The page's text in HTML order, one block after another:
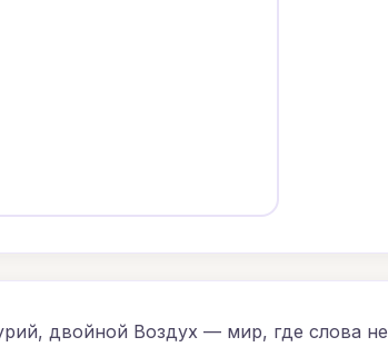
двойной Воздух — мир, где слова не